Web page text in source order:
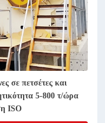
σε πετσέτες και
5-800 τ/ώρα
ISO